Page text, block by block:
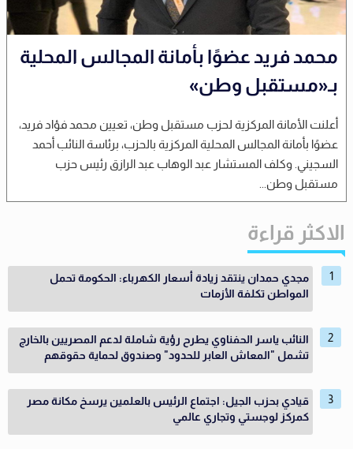
محمد فريد عضوًا بأمانة المجالس المحلية
بـ«مستقبل وطن»
أعلنت الأمانة المركزية لحزب مستقبل وطن، تعيين محمد فؤاد فريد،
عضوًا بأمانة المجالس المحلية المركزية بالحزب، برئاسة النائب أحمد
السجيني. وكلف المستشار عبد الوهاب عبد الرازق رئيس حزب
مستقبل وطن...
الاكثر قراءة
مجدي حمدان ينتقد زيادة أسعار الكهرباء: الحكومة تحمل
المواطن تكلفة الأزمات
النائب ياسر الحفناوي يطرح رؤية شاملة لدعم المصريين بالخارج
تشمل "المعاش العابر للحدود" وصندوق لحماية حقوقهم
قيادي بحزب الجيل: اجتماع الرئيس بالعلمين يرسخ مكانة مصر
كمركز لوجستي وتجاري عالمي